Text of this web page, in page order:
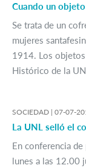
Cuando un
Se trata de un
mujeres
1914. Los objetos
Histórico de la
SOCIEDAD | 07-07-
La UNL selló el
En conferencia
lunes a las 12.00